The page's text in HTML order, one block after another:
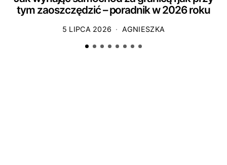
tym zaoszczędzić – poradnik w 2026 roku
5 LIPCA 2026 AGNIESZKA